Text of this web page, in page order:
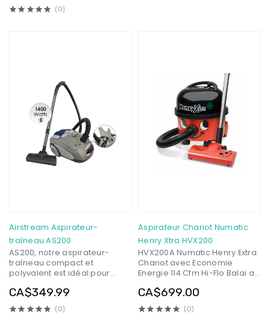
(0)
Airstream Aspirateur-
traîneau AS200
AS200, notre aspirateur-
traîneau compact et
polyvalent est idéal pour
toutes les surfaces de votre
maison. Il comprend une tête
CA$349.99
(0)
Aspirateur Chariot Numatic
Henry Xtra HVX200
HVX200A Numatic Henry Extra
Chariot avec Economie
Energie 114 Cfm Hi-Flo Balai a
CA$699.00
(0)